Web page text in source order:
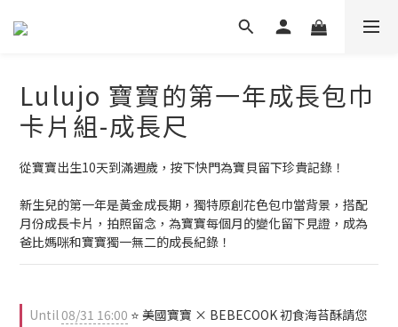
Lulujo 寶寶的第一年成長包巾
卡片組-成長尺
從寶寶出生10天到滿週歲，按下快門為寶貝留下珍貴記錄！
新生兒的第一年是黃金成長期，獨特原創花色包巾當背景，搭配
月份成長卡片，拍照留念，為寶寶每個月的變化留下見證，成為
爸比媽咪和寶寶獨一無二的成長紀錄！
Until08/31 16:00 ⭐ 美國寶寶 × BEBECOOK 初食海苔酥請您